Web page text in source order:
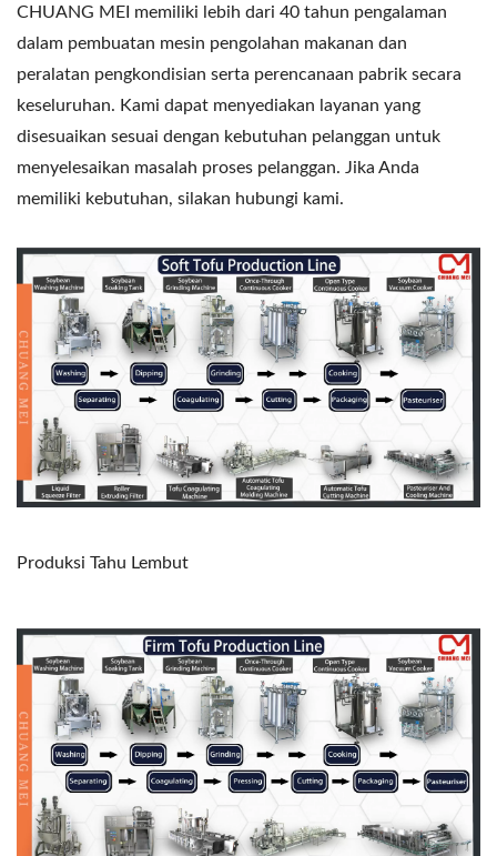
CHUANG MEI memiliki lebih dari 40 tahun pengalaman
dalam pembuatan mesin pengolahan makanan dan
peralatan pengkondisian serta perencanaan pabrik secara
keseluruhan. Kami dapat menyediakan layanan yang
disesuaikan sesuai dengan kebutuhan pelanggan untuk
menyelesaikan masalah proses pelanggan. Jika Anda
memiliki kebutuhan, silakan hubungi kami.
Produksi Tahu Lembut